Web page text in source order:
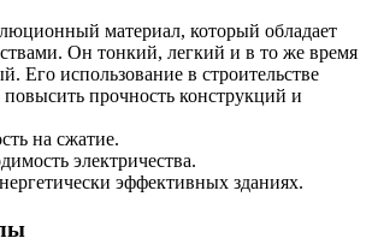
материал, который обладает
Он тонкий, легкий и в то же время
Его использование в строительстве
прочность конструкций и
на сжатие.
электричества.
эффективных зданиях.